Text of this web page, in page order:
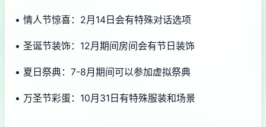
• 情人节惊喜：2月14日会有特殊对话选项
• 圣诞节装饰：12月期间房间会有节日装饰
• 夏日祭典：7-8月期间可以参加虚拟祭典
• 万圣节彩蛋：10月31日有特殊服装和场景